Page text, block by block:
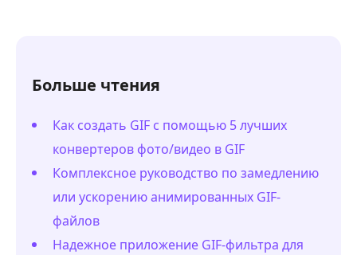
Больше чтения
Как создать GIF с помощью 5 лучших
конвертеров фото/видео в GIF
Комплексное руководство по замедлению
или ускорению анимированных GIF-
файлов
Надежное приложение GIF-фильтра для